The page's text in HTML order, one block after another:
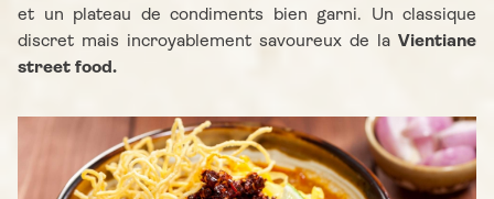
et un plateau de condiments bien garni. Un classique
discret mais incroyablement savoureux de la Vientiane
street food.